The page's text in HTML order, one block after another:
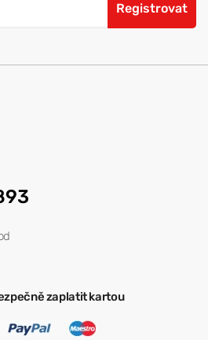
Registrovat
zaplatit kartou